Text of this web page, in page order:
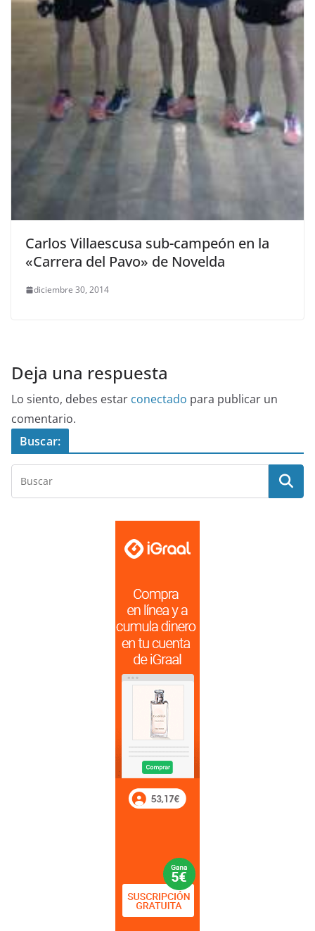
Carlos Villaescusa sub-campeón en la
«Carrera del Pavo» de Novelda
diciembre 30, 2014
Deja una respuesta
Lo siento, debes estar conectado para publicar un
comentario.
Buscar: